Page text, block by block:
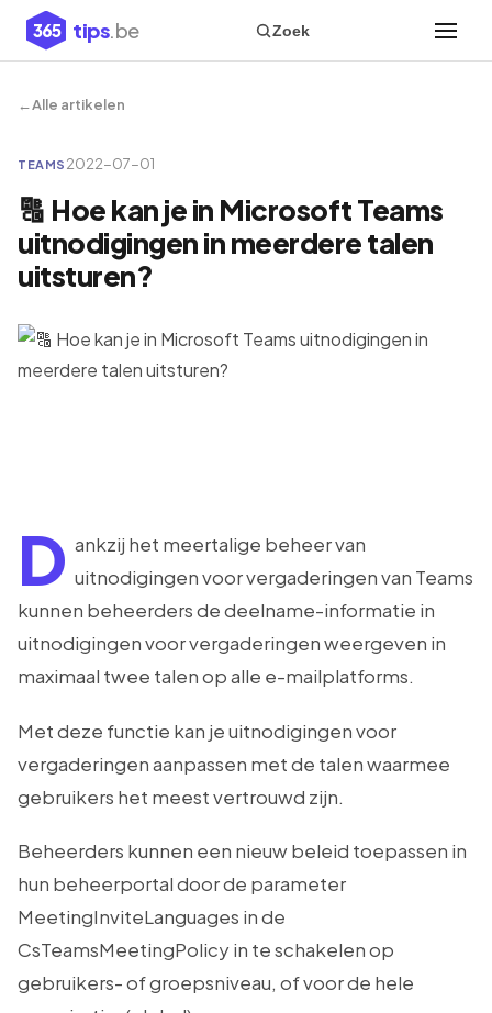
365 tips.be Zoek
Alle artikelen
TEAMS 2022-07-01
🔠 Hoe kan je in Microsoft Teams
uitnodigingen in meerdere talen
uitsturen?
D ankzij het meertalige beheer van
uitnodigingen voor vergaderingen van Teams
kunnen beheerders de deelname-informatie in
uitnodigingen voor vergaderingen weergeven in
maximaal twee talen op alle e-mailplatforms.
Met deze functie kan je uitnodigingen voor
vergaderingen aanpassen met de talen waarmee
gebruikers het meest vertrouwd zijn.
Beheerders kunnen een nieuw beleid toepassen in
hun beheerportal door de parameter
MeetingInviteLanguages in de
CsTeamsMeetingPolicy in te schakelen op
gebruikers- of groepsniveau, of voor de hele